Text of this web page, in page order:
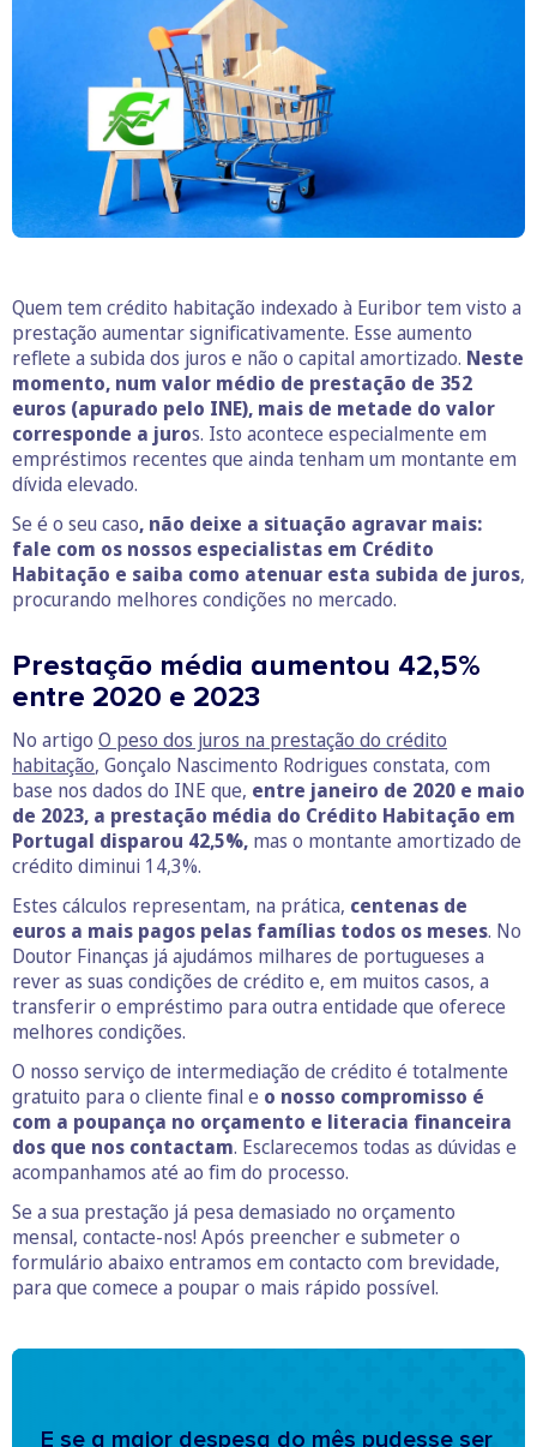
Quem tem crédito habitação indexado à Euribor tem visto a
prestação aumentar significativamente. Esse aumento
reflete a subida dos juros e não o capital amortizado. Neste
momento, num valor médio de prestação de 352
euros (apurado pelo INE), mais de metade do valor
corresponde a juros. Isto acontece especialmente em
empréstimos recentes que ainda tenham um montante em
dívida elevado.
Se é o seu caso, não deixe a situação agravar mais:
fale com os nossos especialistas em Crédito
Habitação e saiba como atenuar esta subida de juros,
procurando melhores condições no mercado.
Prestação média aumentou 42,5%
entre 2020 e 2023
No artigo O peso dos juros na prestação do crédito
habitação, Gonçalo Nascimento Rodrigues constata, com
base nos dados do INE que, entre janeiro de 2020 e maio
de 2023, a prestação média do Crédito Habitação em
Portugal disparou 42,5%, mas o montante amortizado de
crédito diminui 14,3%.
Estes cálculos representam, na prática, centenas de
euros a mais pagos pelas famílias todos os meses. No
Doutor Finanças já ajudámos milhares de portugueses a
rever as suas condições de crédito e, em muitos casos, a
transferir o empréstimo para outra entidade que oferece
melhores condições.
O nosso serviço de intermediação de crédito é totalmente
gratuito para o cliente final e o nosso compromisso é
com a poupança no orçamento e literacia financeira
dos que nos contactam. Esclarecemos todas as dúvidas e
acompanhamos até ao fim do processo.
Se a sua prestação já pesa demasiado no orçamento
mensal, contacte-nos! Após preencher e submeter o
formulário abaixo entramos em contacto com brevidade,
para que comece a poupar o mais rápido possível.
E se a maior despesa do mês pudesse ser